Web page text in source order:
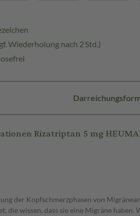
Wiederholung nach 2 Std.)
Rizatriptan 5 mg
der Kopfschmerzphasen von
die wissen, dass sie eine Migräne